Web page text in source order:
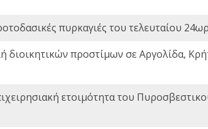
πυρκαγιές του τελευταίου
διοικητικών προστίμων σε Αργολίδα,
ετοιμότητα του